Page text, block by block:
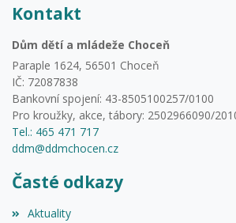
Kontakt
Dům dětí a mládeže Choceň
Paraple 1624, 56501 Choceň
IČ: 72087838
Bankovní spojení: 43-8505100257/0100
Pro kroužky, akce, tábory: 2502966090/
Tel.: 465 471 717
ddm@ddmchocen.cz
Časté odkazy
Aktuality